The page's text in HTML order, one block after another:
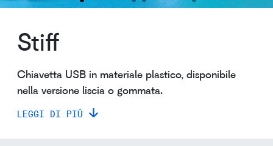
Stiff
Chiavetta USB in materiale plastico, disponibile
nella versione liscia o gommata.
LEGGI DI PIÚ